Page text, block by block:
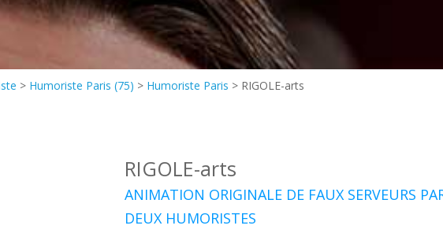
> Humoriste Paris (75) > Humoriste Paris > RIGOLE-arts
RIGOLE-arts
ANIMATION ORIGINALE DE FAUX SERVEURS
DEUX HUMORISTES